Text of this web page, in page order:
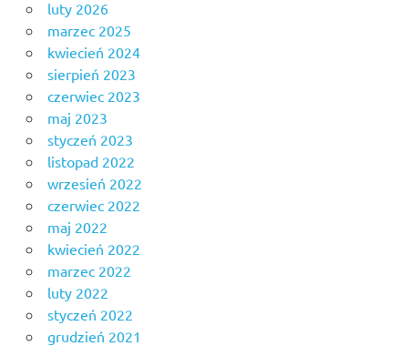
luty 2026
marzec 2025
kwiecień 2024
sierpień 2023
czerwiec 2023
maj 2023
styczeń 2023
listopad 2022
wrzesień 2022
czerwiec 2022
maj 2022
kwiecień 2022
marzec 2022
luty 2022
styczeń 2022
grudzień 2021